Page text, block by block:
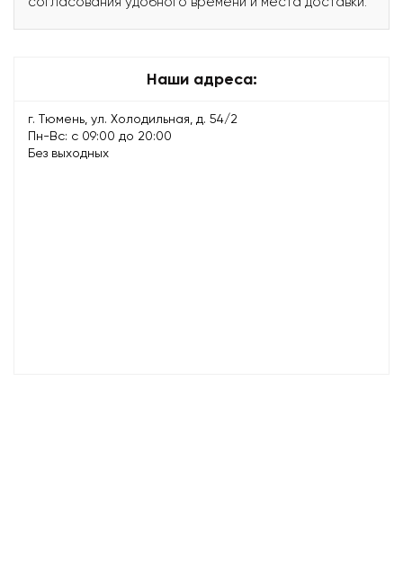
Наши адреса:
г. Тюмень, ул. Холодильная, д. 54/2
Пн-Вс: с 09:00 до 20:00
Без выходных